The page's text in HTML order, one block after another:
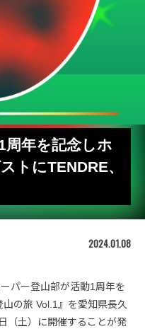
周年を記念しホ
トにTENDRE、
2024.01.08
パー登山部が活動1周年を
の旅 Vol.1』を愛知県長久
（土）に開催することが発